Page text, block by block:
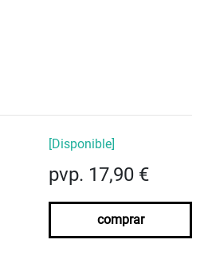
[Disponible]
pvp. 17,90 €
comprar